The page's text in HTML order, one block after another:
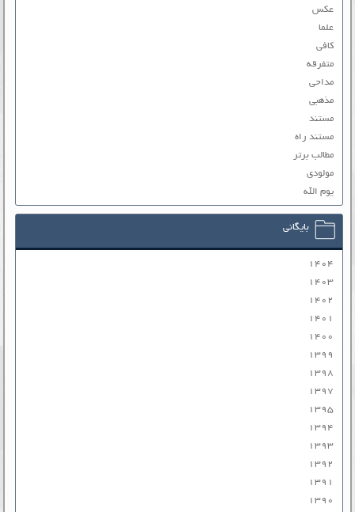
عکس
علما
کافی
متفرقه
مداحی
مذهبی
مستند
مستند راه
مطالب برتر
مولودی
یوم الله
بایگانی
۱۴۰۴
۱۴۰۳
۱۴۰۲
۱۴۰۱
۱۴۰۰
۱۳۹۹
۱۳۹۸
۱۳۹۷
۱۳۹۵
۱۳۹۴
۱۳۹۳
۱۳۹۲
۱۳۹۱
۱۳۹۰